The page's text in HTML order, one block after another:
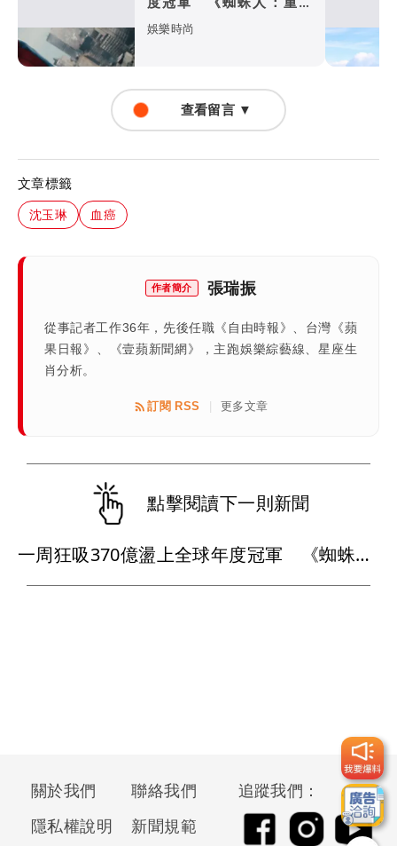
日》如何打敗超級英雄疲
娛樂時尚
查看留言 ▼
文章標籤
沈玉琳 血癌
作者簡介 張瑞振
從事記者工作36年，先後任職《自由時報》、台灣《蘋
果日報》、《壹蘋新聞網》，主跑娛樂綜藝線、星座生
肖分析。
訂閱 RSS 更多文章
點擊閱讀下一則新聞
一周狂吸370億盪上全球年度冠軍 《蜘蛛人：重生日》如何打敗超級英雄疲乏？
關於我們
聯絡我們
隱私權說明
新聞規範
追蹤我們：